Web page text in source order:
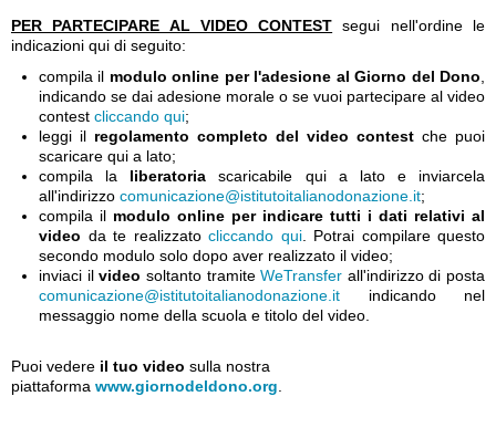
PER PARTECIPARE AL VIDEO CONTEST segui nell'ordine le
indicazioni qui di seguito:
compila il modulo online per l'adesione al Giorno del Dono
indicando se dai adesione morale o se vuoi partecipare al video
contest cliccando qui;
leggi il regolamento completo del video contest che puoi
scaricare qui a lato;
compila la liberatoria scaricabile qui a lato e inviarcela
all'indirizzo comunicazione@istitutoitalianodonazione.it;
compila il modulo online per indicare tutti i dati relativi al
video da te realizzato cliccando qui. Potrai compilare questo
secondo modulo solo dopo aver realizzato il video;
inviaci ilvideo soltanto tramiteWeTransfer all'indirizzo di posta
comunicazione@istitutoitalianodonazione.it
indicando nel
messaggio nome della scuola e titolo del video.
Puoi vedere il tuo video sulla nostra
piattaforma www.giornodeldono.org